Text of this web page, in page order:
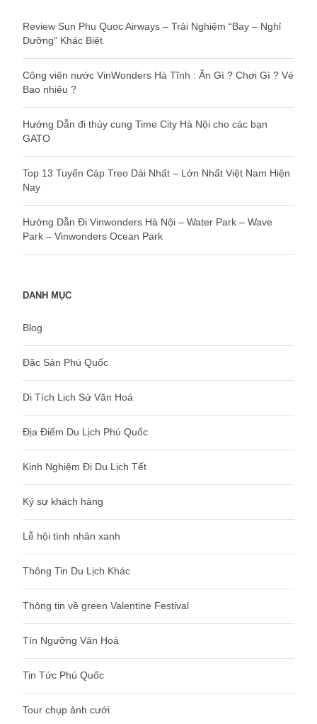
Review Sun Phu Quoc Airways – Trải Nghiệm “Bay – Nghỉ
Dưỡng” Khác Biệt
Công viên nước VinWonders Hà Tĩnh : Ăn Gì ? Chơi Gì ? Vé
Bao nhiêu ?
Hướng Dẫn đi thủy cung Time City Hà Nội cho các bạn
GATO
Top 13 Tuyến Cáp Treo Dài Nhất – Lớn Nhất Việt Nam Hiện
Nay
Hướng Dẫn Đi Vinwonders Hà Nội – Water Park – Wave
Park – Vinwonders Ocean Park
DANH MỤC
Blog
Đặc Sản Phú Quốc
Di Tích Lịch Sử Văn Hoá
Địa Điểm Du Lịch Phú Quốc
Kinh Nghiệm Đi Du Lịch Tết
Ký sự khách hàng
Lễ hội tình nhân xanh
Thông Tin Du Lịch Khác
Thông tin về green Valentine Festival
Tín Ngưỡng Văn Hoá
Tin Tức Phú Quốc
Tour chụp ảnh cưới